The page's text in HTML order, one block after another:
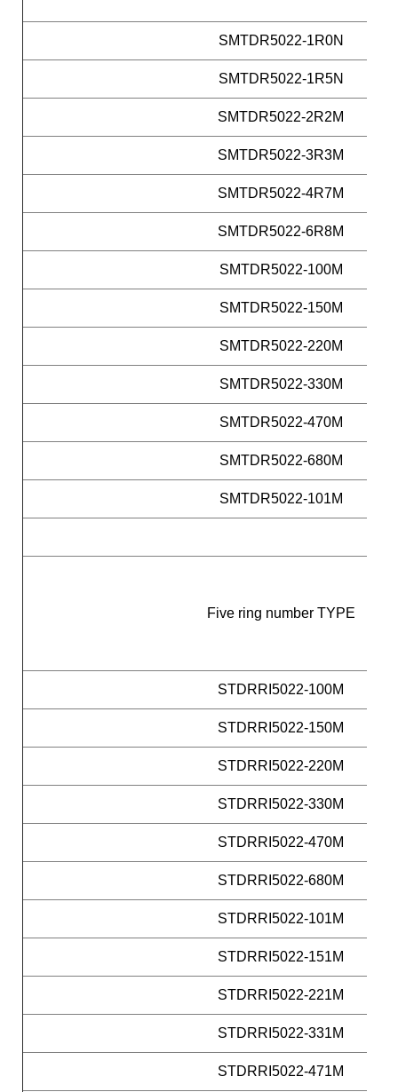
SMTDR5022-1R0N
SMTDR5022-1R5N
SMTDR5022-2R2M
SMTDR5022-3R3M
SMTDR5022-4R7M
SMTDR5022-6R8M
SMTDR5022-100M
SMTDR5022-150M
SMTDR5022-220M
SMTDR5022-330M
SMTDR5022-470M
SMTDR5022-680M
SMTDR5022-101M
Five ring number TYPE
STDRRI5022-100M
STDRRI5022-150M
STDRRI5022-220M
STDRRI5022-330M
STDRRI5022-470M
STDRRI5022-680M
STDRRI5022-101M
STDRRI5022-151M
STDRRI5022-221M
STDRRI5022-331M
STDRRI5022-471M